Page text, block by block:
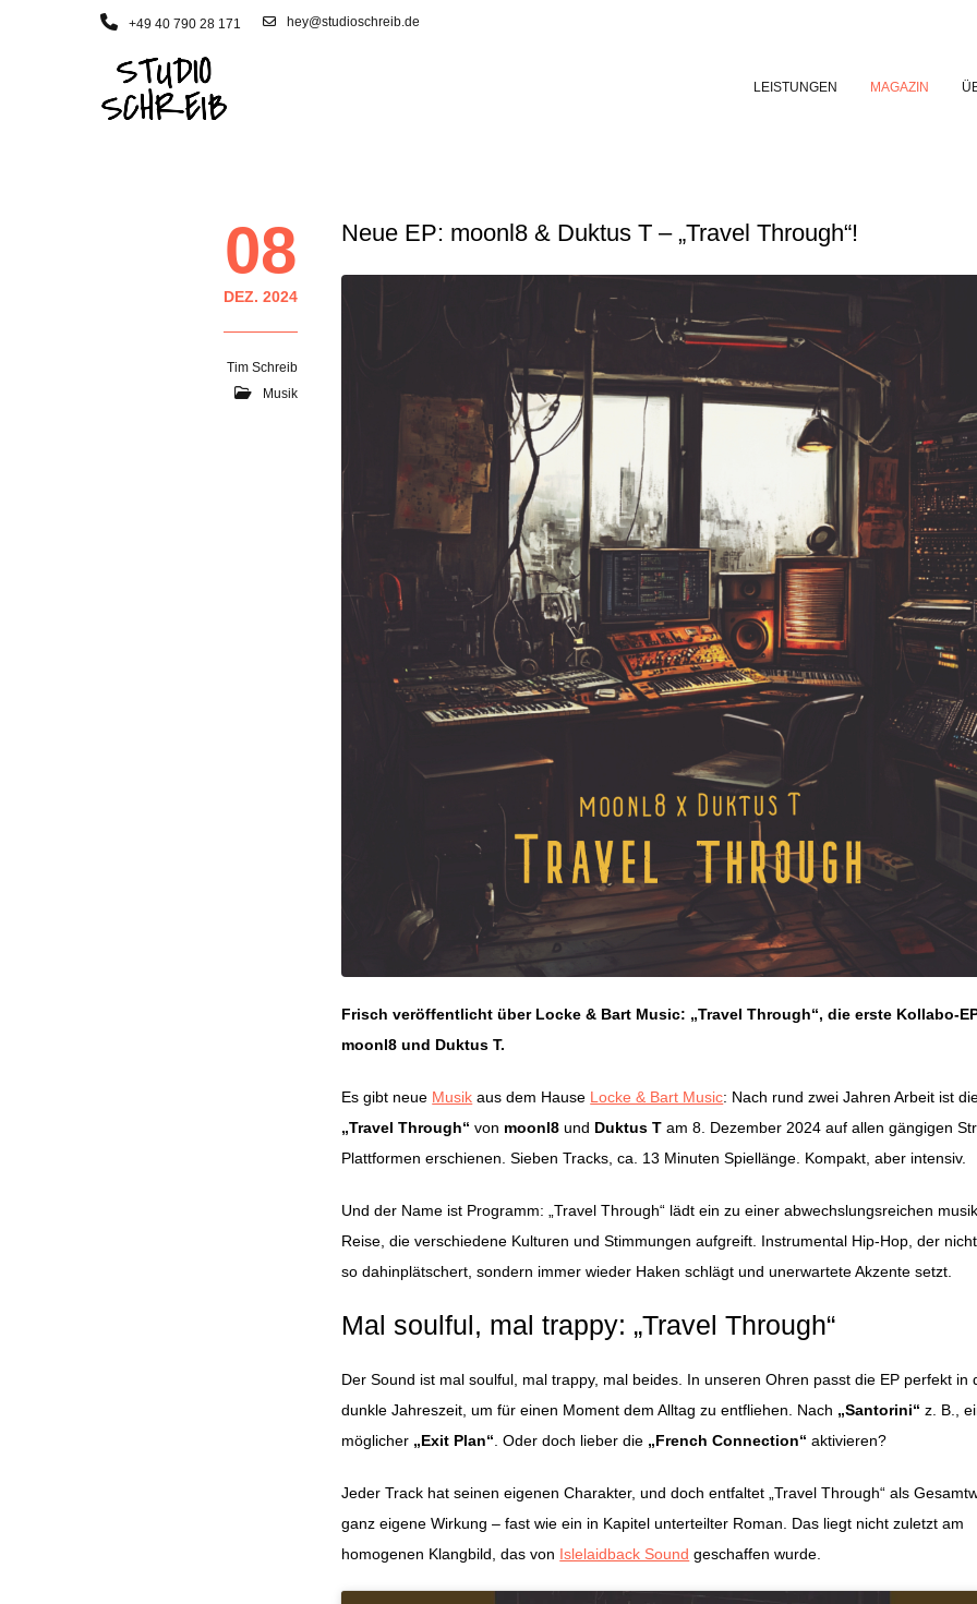
+49 40 790 28 171 hey@studioschreib.de
LEISTUNGEN MAGAZIN
08
DEZ. 2024
Tim Schreib
Musik
Neue EP: moonl8 & Duktus T – „Travel Through“!
Frisch veröffentlicht über Locke & Bart Music: „Travel Through“, die erste Kollabo-
moonl8 und Duktus T.
Es gibt neue Musik aus dem Hause Locke & Bart Music: Nach rund zwei Jahren Arbeit ist
„Travel Through“ von moonl8 und Duktus T am 8. Dezember 2024 auf allen gängigen
Plattformen erschienen. Sieben Tracks, ca. 13 Minuten Spiellänge. Kompakt, aber intensiv.
Und der Name ist Programm: „Travel Through“ lädt ein zu einer abwechslungsreichen
Reise, die verschiedene Kulturen und Stimmungen aufgreift. Instrumental Hip-Hop, der
so dahinplätschert, sondern immer wieder Haken schlägt und unerwartete Akzente setzt.
Mal soulful, mal trappy: „Travel Through“
Der Sound ist mal soulful, mal trappy, mal beides. In unseren Ohren passt die EP perfekt in
dunkle Jahreszeit, um für einen Moment dem Alltag zu entfliehen. Nach „Santorini“ z. B.,
möglicher „Exit Plan“ . Oder doch lieber die „French Connection“ aktivieren?
Jeder Track hat seinen eigenen Charakter, und doch entfaltet „Travel Through“ als
ganz eigene Wirkung – fast wie ein in Kapitel unterteilter Roman. Das liegt nicht zuletzt am
homogenen Klangbild, das von Islelaidback Sound geschaffen wurde.